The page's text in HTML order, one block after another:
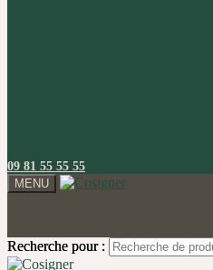
09 81 55 55 55
MENU
Recherche pour :
Recherche pour :